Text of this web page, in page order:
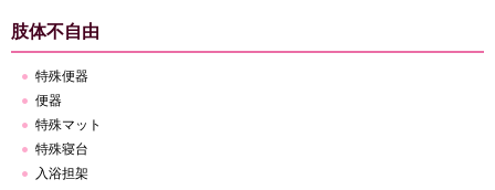
肢体不自由
特殊便器
便器
特殊マット
特殊寝台
入浴担架